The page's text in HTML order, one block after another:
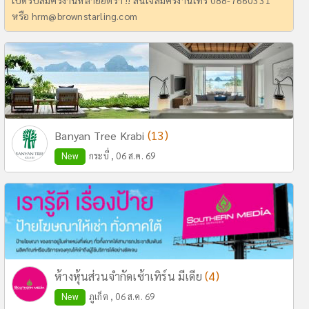
หรือ hrm@brownstarling.com
Banyan Tree Krabi (13)
New กระบี่ , 06 ส.ค. 69
ห้างหุ้นส่วนจำกัดเซ้าเทิร์น มีเดีย(4)
New ภูเก็ต , 06 ส.ค. 69